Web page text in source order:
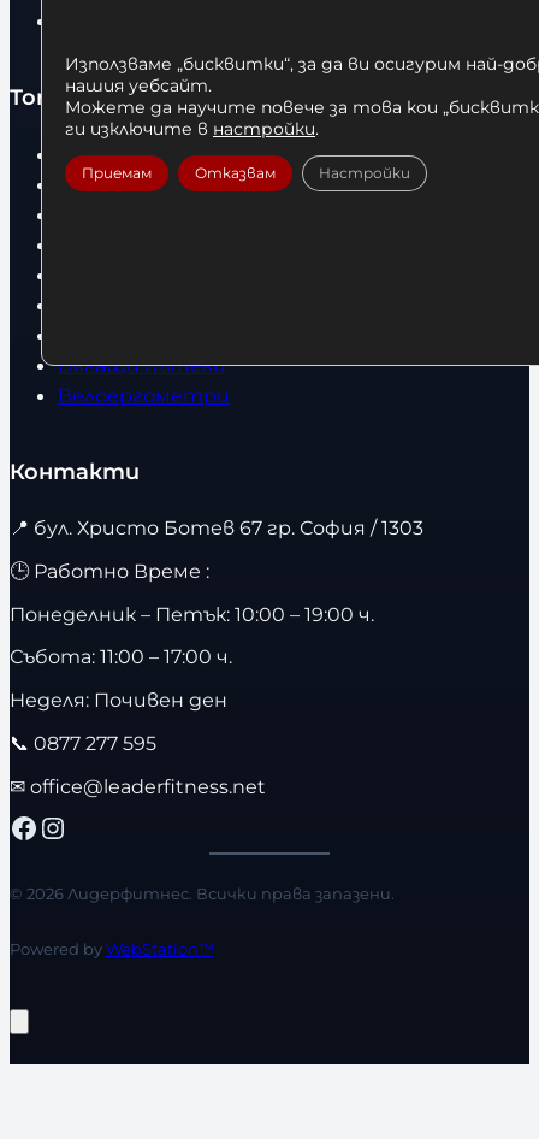
Топ категории
Бокс
Боксови чували
Бягащи пътеки
Велоергометри
Контакти
📍 бул. Христо Ботев 67 гр. София / 1303
🕒 Работно Време :
Понеделник – Петък: 10:00 – 19:00 ч.
Събота: 11:00 – 17:00 ч.
Неделя: Почивен ден
📞 0877 277 595
✉ office@leaderfitness.net
Facebook Instagram
© 2026 Лидерфитнес. Всички права запазени.
Powered byWebStation™
Използваме „бисквитки“, за да ви осигурим най-
нашия уебсайт.
Можете да научите повече за това кои
ги изключите в настройки.
Приемам Отказвам Настройки